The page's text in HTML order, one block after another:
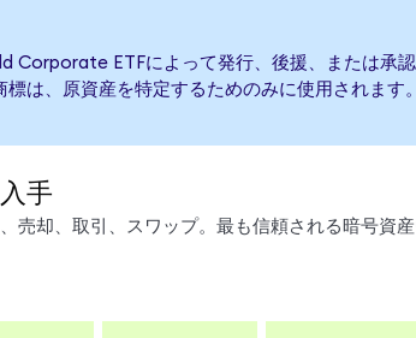
Corporate ETFによって発行、後援、または
は、原資産を特定するためのみに使用されます。
手
売却、取引、スワップ。最も信頼される暗号資産